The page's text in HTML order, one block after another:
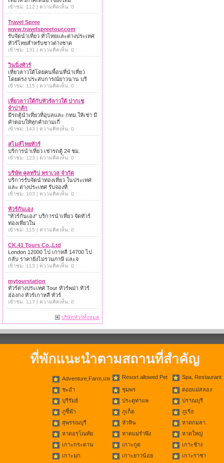
เข้าชม: 112 | ความคิดเห็น: 0
Travel Spree
www.travelspreetour.com
รับจัดนำเที่ยว ทั่วไทยและต่างประเทศ
ทัวร์ไทยสำหรับชาวต่างชาต
เข้าชม: 131 | ความคิดเห็น: 0
วินนิ่งทัวร์
เที่ยวลาวใต้โดยคนพื้อนที่นำเที่ยว
โดยตรง ประสบการณ์ยาวนาน บริ
เข้าชม: 115 | ความคิดเห็น: 0
เที่ยวลาวใต้กับทัวร์ลาวใต้ ปากเซ
จำปาสัก
มีรถตู้นำเที่ยวที่อุบลและ กทม.ให้เช่า มี
คำตอบให้ทุกคำถามเกี่
เข้าชม: 143 | ความคิดเห็น: 0
สไมล์ไทยทัวร์
บริการนำเที่ยว เช่ารถตู้ 24 ชม.
เข้าชม: 123 | ความคิดเห็น: 0
บริษัท คูลทริป ทราเวล จำกัด
บริการรับจัดนำท่องเที่ยว ในประเทศ
และ ต่างประเทศ รับจองที่
เข้าชม: 103 | ความคิดเห็น: 0
ทัวร์กันเอง
"ทัวร์กันเอง" บริการนำเที่ยว จัดทัวร์
ท่องเที่ยวใน
เข้าชม: 115 | ความคิดเห็น: 0
CK.41 Tours Co.,Ltd
London 12000 ไป เกาหลี 14700 ไป
กลับ ราคายังไม่รวมภาษี และจ
เข้าชม: 113 | ความคิดเห็น: 0
mytourstation
ทัวร์ต่างประเทศ Tour ทัวร์พม่า ทัวร์
ฮ่องกง ทัวร์เกาหลี ทัวร์
เข้าชม: 117 | ความคิดเห็น: 0
บริษัททัวร์ทั้งหมด
ที่พักแนะนำตามสถานที่สำคัญ
Adventure,Farm,แพ Resort allowed Pet Spa, Restaurant
ชะอำ ชุมพร
ดอยแม่สลอง
บุรีรัมย์
ประตูท่าแพ
ปราณบุรี
ภูชี้ฟ้า
ภูเก็ต
ภูเรือ
สุพรรณบุรี
หัวหิน
หาดกมลา
หาดอรุโณทัย
หาดแม่รำพึง
หาดใหญ่
เกาะกระดาน
เกาะกูด
เกาะช้าง
เกาะมุก
เกาะยาวน้อย
เกาะราชา